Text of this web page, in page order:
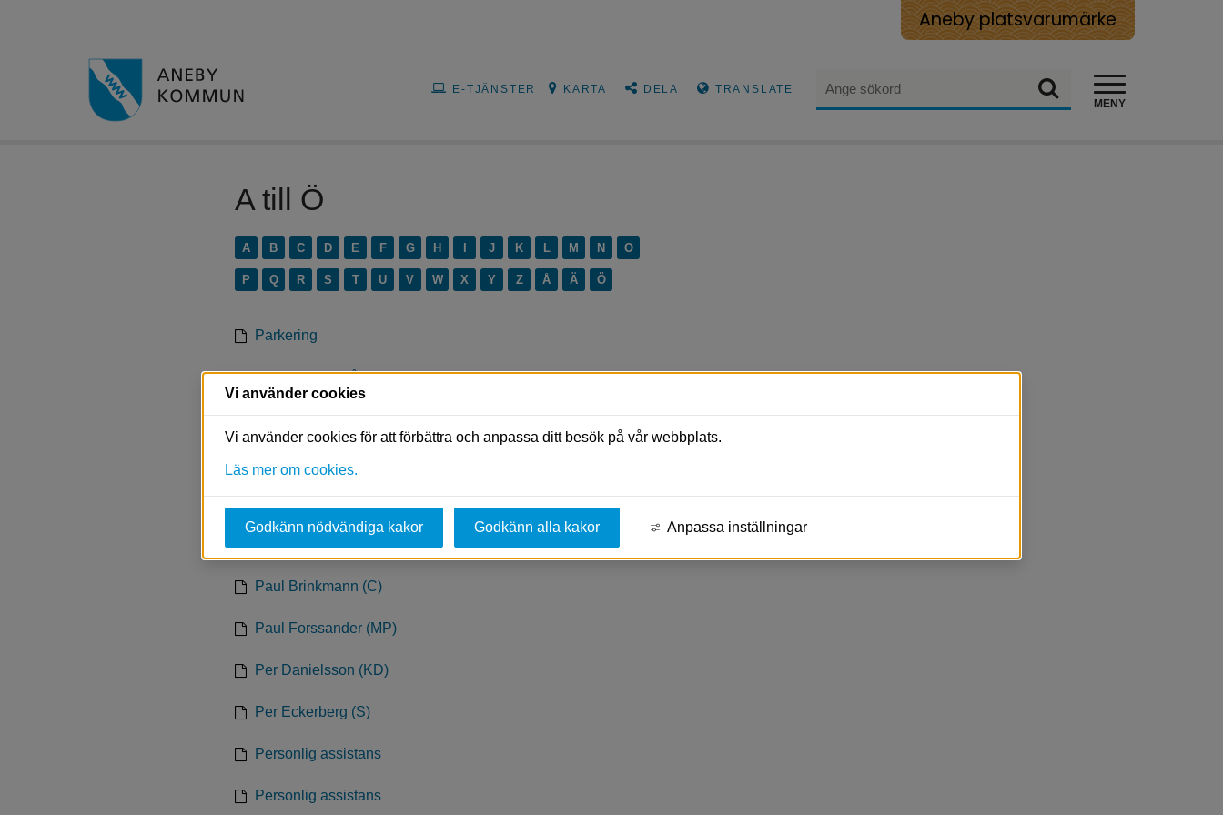
Aneby platsvarumärke
Sök
MENY
E-TJÄNSTER KARTA DELA TRANSLATE
A till Ö
A B C D E F G H J K L M N O
P Q R S T U V W X Y Z Å Ä Ö
Parkering
Parkeringstillstånd för rörelsehindrad
Park och grönområde
Patientnämnden
Paul Brinkmann (C)
Paul Forssander (MP)
Per Danielsson (KD)
Per Eckerberg (S)
Personlig assistans
Personlig assistans
Vi använder cookies
Vi använder cookies för att förbättra och anpassa ditt besök på vår webbplats.
Läs mer om cookies.
Godkänn nödvändiga kakor Godkänn alla kakor Anpassa inställningar